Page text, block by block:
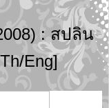
: สปลิน
Eng]